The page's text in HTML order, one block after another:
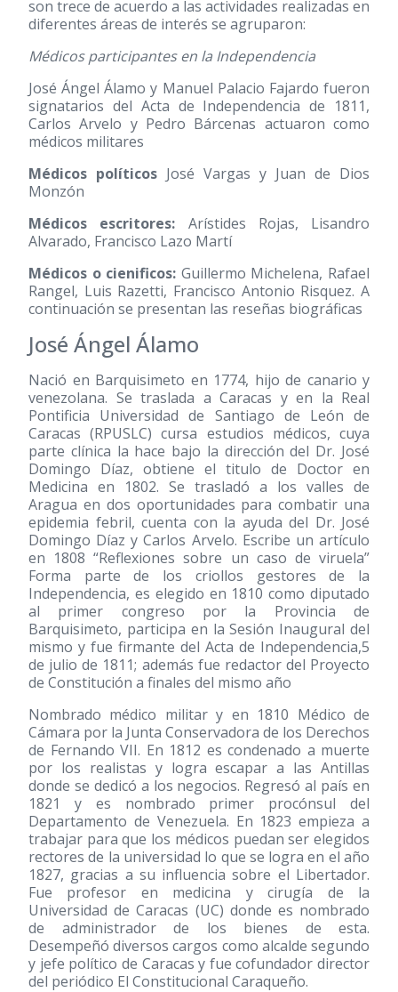
son trece de acuerdo a las actividades realizadas en
diferentes áreas de interés se agruparon:
Médicos participantes en la Independencia
José Ángel Álamo y Manuel Palacio Fajardo fueron
signatarios del Acta de Independencia de 1811,
Carlos Arvelo y Pedro Bárcenas actuaron como
médicos militares
Médicos políticos José Vargas y Juan de Dios
Monzón
Médicos escritores: Arístides Rojas, Lisandro
Alvarado, Francisco Lazo Martí
Médicos o cienificos: Guillermo Michelena, Rafael
Rangel, Luis Razetti, Francisco Antonio Risquez. A
continuación se presentan las reseñas biográficas
José Ángel Álamo
Nació en Barquisimeto en 1774, hijo de canario y
venezolana. Se traslada a Caracas y en la Real
Pontificia Universidad de Santiago de León de
Caracas (RPUSLC) cursa estudios médicos, cuya
parte clínica la hace bajo la dirección del Dr. José
Domingo Díaz, obtiene el titulo de Doctor en
Medicina en 1802. Se trasladó a los valles de
Aragua en dos oportunidades para combatir una
epidemia febril, cuenta con la ayuda del Dr. José
Domingo Díaz y Carlos Arvelo. Escribe un artículo
en 1808 “Reflexiones sobre un caso de viruela”
Forma parte de los criollos gestores de la
Independencia, es elegido en 1810 como diputado
al primer congreso por la Provincia de
Barquisimeto, participa en la Sesión Inaugural del
mismo y fue firmante del Acta de Independencia,5
de julio de 1811; además fue redactor del Proyecto
de Constitución a finales del mismo año
Nombrado médico militar y en 1810 Médico de
Cámara por la Junta Conservadora de los Derechos
de Fernando VII. En 1812 es condenado a muerte
por los realistas y logra escapar a las Antillas
donde se dedicó a los negocios. Regresó al país en
1821 y es nombrado primer procónsul del
Departamento de Venezuela. En 1823 empieza a
trabajar para que los médicos puedan ser elegidos
rectores de la universidad lo que se logra en el año
1827, gracias a su influencia sobre el Libertador.
Fue profesor en medicina y cirugía de la
Universidad de Caracas (UC) donde es nombrado
de administrador de los bienes de esta.
Desempeñó diversos cargos como alcalde segundo
y jefe político de Caracas y fue cofundador director
del periódico El Constitucional Caraqueño.